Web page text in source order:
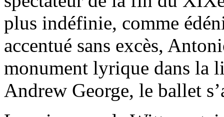
plus indéfinie, comme
accentué sans excès,
monument lyrique dans la
Andrew George, le ballet